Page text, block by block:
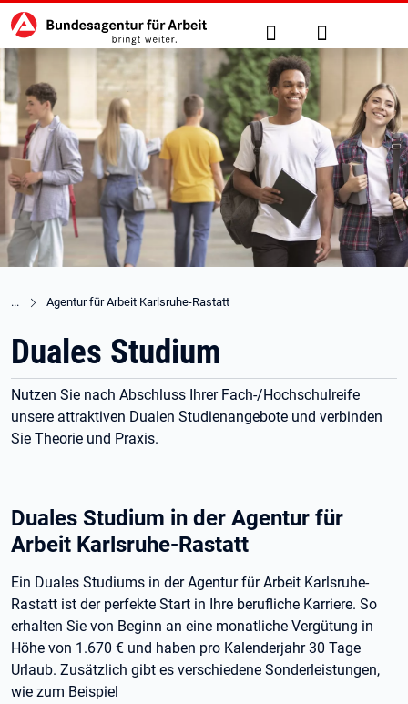
zu den Hauptinhalten springen
Hauptnavigation Suche Anmelden
Agentur für Arbeit Karlsruhe-Rastatt
Duales Studium
Nutzen Sie nach Abschluss Ihrer Fach-/Hochschulreife
unsere attraktiven Dualen Studienangebote und verbinden
Sie Theorie und Praxis.
Duales Studium in der Agentur für
Arbeit Karlsruhe-Rastatt
Ein Duales Studiums in der Agentur für Arbeit Karlsruhe-
Rastatt ist der perfekte Start in Ihre berufliche Karriere. So
erhalten Sie von Beginn an eine monatliche Vergütung in
Höhe von 1.670 € und haben pro Kalenderjahr 30 Tage
Urlaub. Zusätzlich gibt es verschiedene Sonderleistungen,
wie zum Beispiel